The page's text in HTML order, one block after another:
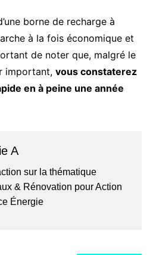
borne de recharge à
à la fois économique et
de noter que, malgré le
important, vous constaterez
en à peine une année
A
sur la thématique
& Rénovation pour Action
Énergie